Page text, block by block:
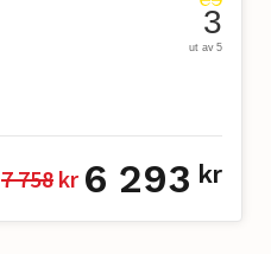
3
ut av 5
7 758 kr 6 293 kr